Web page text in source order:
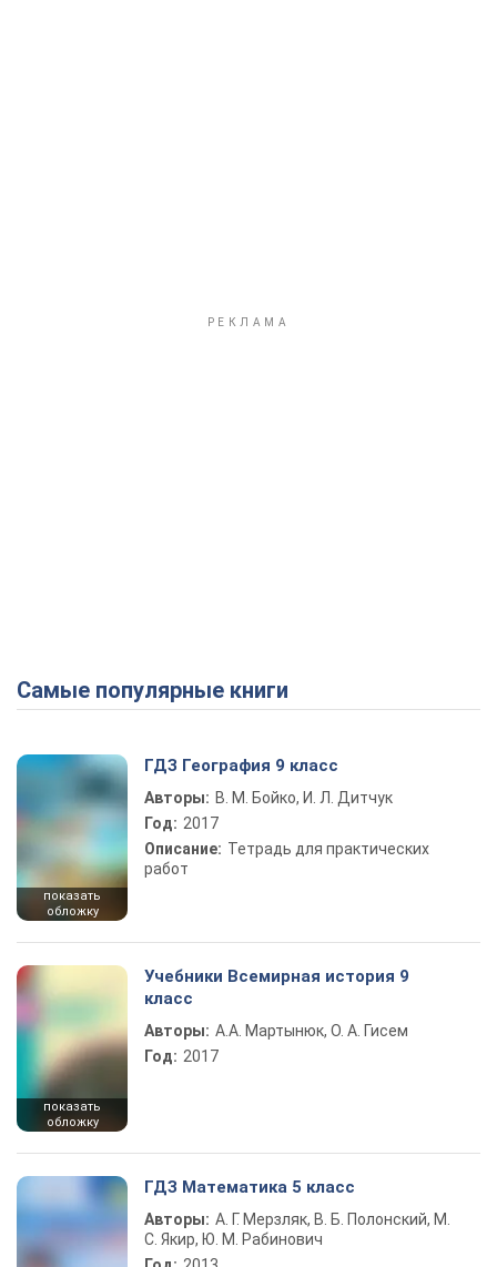
Самые популярные книги
показать
обложку
ГДЗ География 9 класс
Авторы: В. М. Бойко, И. Л. Дитчук
Год: 2017
Описание: Тетрадь для практических
работ
показать
обложку
Учебники Всемирная история 9
класс
Авторы: А.А. Мартынюк, О. А. Гисем
Год: 2017
ГДЗ Математика 5 класс
Авторы: А. Г. Мерзляк, В. Б. Полонский, М.
С. Якир, Ю. М. Рабинович